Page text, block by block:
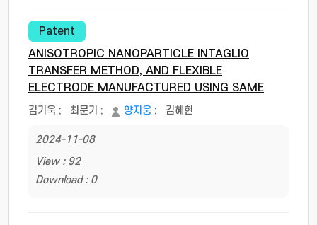
Patent
ANISOTROPIC NANOPARTICLE INTAGLIO
TRANSFER METHOD, AND FLEXIBLE
ELECTRODE MANUFACTURED USING SAME
김기욱 ; 최문기 ; 양지웅 ; 김혜현
2024-11-08
View : 92
Download : 0